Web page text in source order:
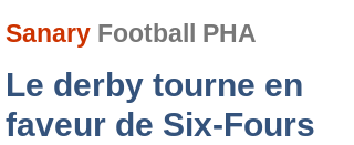
Sanary Football PHA
Le derby tourne en
faveur de Six-Fours